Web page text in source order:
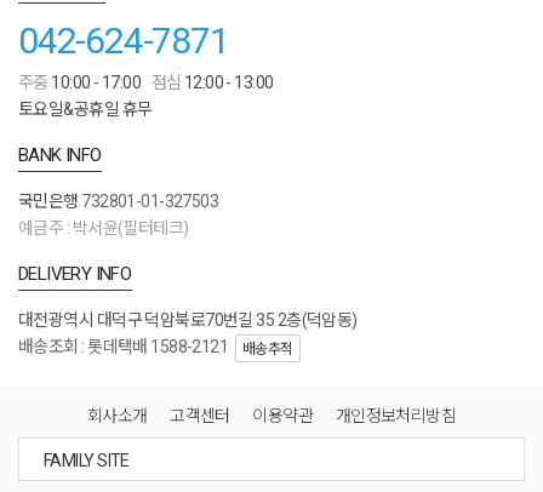
042-624-7871
주중 10:00 - 17:00 점심 12:00 - 13:00
토요일&공휴일 휴무
BANK INFO
국민은행 732801-01-327503
예금주 : 박서윤(필터테크)
DELIVERY INFO
대전광역시 대덕구 덕암북로70번길 35 2층(덕암동)
배송조회 : 롯데택배 1588-2121
배송추적
회사소개 고객센터 이용약관 개인정보처리방침